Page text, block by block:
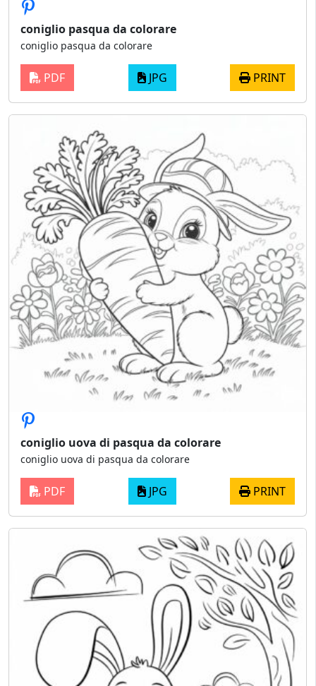
coniglio pasqua da colorare
coniglio pasqua da colorare
PDF JPG PRINT
coniglio uova di pasqua da colorare
coniglio uova di pasqua da colorare
PDF JPG PRINT